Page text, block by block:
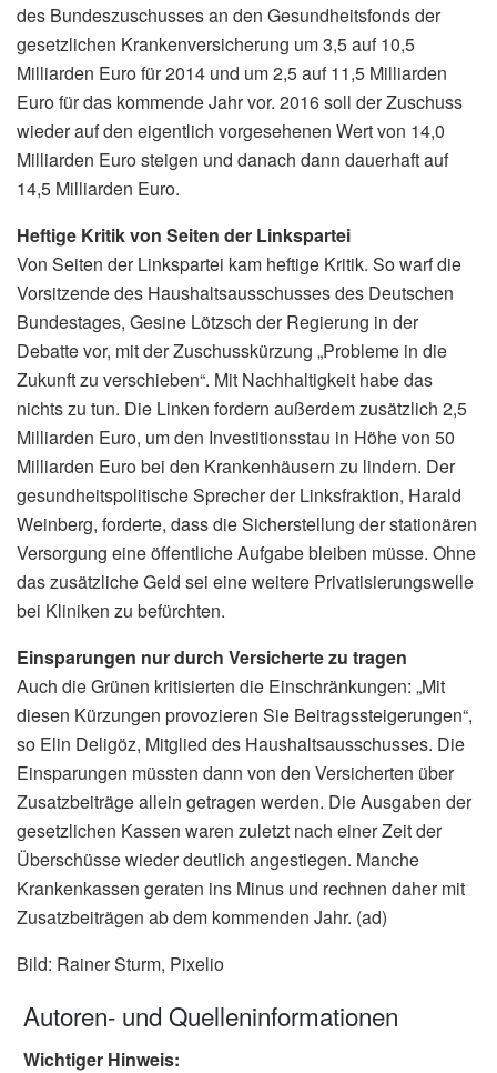
des Bundeszuschusses an den Gesundheitsfonds der
gesetzlichen Krankenversicherung um 3,5 auf 10,5
Milliarden Euro für 2014 und um 2,5 auf 11,5 Milliarden
Euro für das kommende Jahr vor. 2016 soll der Zuschuss
wieder auf den eigentlich vorgesehenen Wert von 14,0
Milliarden Euro steigen und danach dann dauerhaft auf
14,5 Milliarden Euro.
Heftige Kritik von Seiten der Linkspartei
Von Seiten der Linkspartei kam heftige Kritik. So warf die
Vorsitzende des Haushaltsausschusses des Deutschen
Bundestages, Gesine Lötzsch der Regierung in der
Debatte vor, mit der Zuschusskürzung „Probleme in die
Zukunft zu verschieben“. Mit Nachhaltigkeit habe das
nichts zu tun. Die Linken fordern außerdem zusätzlich 2,5
Milliarden Euro, um den Investitionsstau in Höhe von 50
Milliarden Euro bei den Krankenhäusern zu lindern. Der
gesundheitspolitische Sprecher der Linksfraktion, Harald
Weinberg, forderte, dass die Sicherstellung der stationären
Versorgung eine öffentliche Aufgabe bleiben müsse. Ohne
das zusätzliche Geld sei eine weitere Privatisierungswelle
bei Kliniken zu befürchten.
Einsparungen nur durch Versicherte zu tragen
Auch die Grünen kritisierten die Einschränkungen: „Mit
diesen Kürzungen provozieren Sie Beitragssteigerungen“,
so Elin Deligöz, Mitglied des Haushaltsausschusses. Die
Einsparungen müssten dann von den Versicherten über
Zusatzbeiträge allein getragen werden. Die Ausgaben der
gesetzlichen Kassen waren zuletzt nach einer Zeit der
Überschüsse wieder deutlich angestiegen. Manche
Krankenkassen geraten ins Minus und rechnen daher mit
Zusatzbeiträgen ab dem kommenden Jahr. (ad)
Bild: Rainer Sturm, Pixelio
Autoren- und Quelleninformationen
Wichtiger Hinweis: